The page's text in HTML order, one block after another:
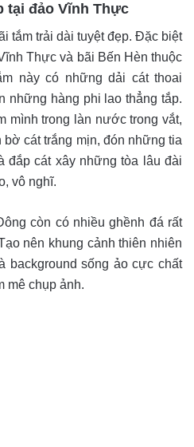
tại đảo Vĩnh Thực
tắm trải dài tuyệt đẹp. Đặc biệt
Thực và bãi Bến Hèn thuộc
này có những dải cát thoai
những hàng phi lao thẳng tắp.
mình trong làn nước trong vắt,
bờ cát trắng mịn, đón những tia
đắp cát xây những tòa lâu đài
vô nghĩ.
còn có nhiều ghềnh đá rất
nên khung cảnh thiên nhiên
background sống ảo cực chất
mê chụp ảnh.